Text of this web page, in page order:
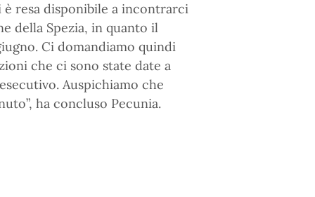
resa disponibile a incontrarci
della Spezia, in quanto il
Ci domandiamo quindi
che ci sono state date a
Auspichiamo che
ha concluso Pecunia.